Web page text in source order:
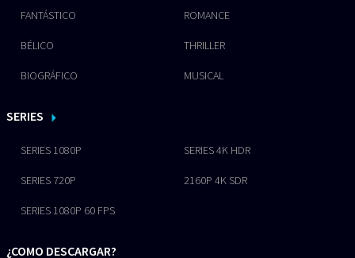
FANTÁSTICO ROMANCE
BÉLICO THRILLER
BIOGRÁFICO MUSICAL
SERIES
SERIES 1080P SERIES 4K HDR
SERIES 720P 2160P 4K SDR
SERIES 1080P 60 FPS
¿COMO DESCARGAR?